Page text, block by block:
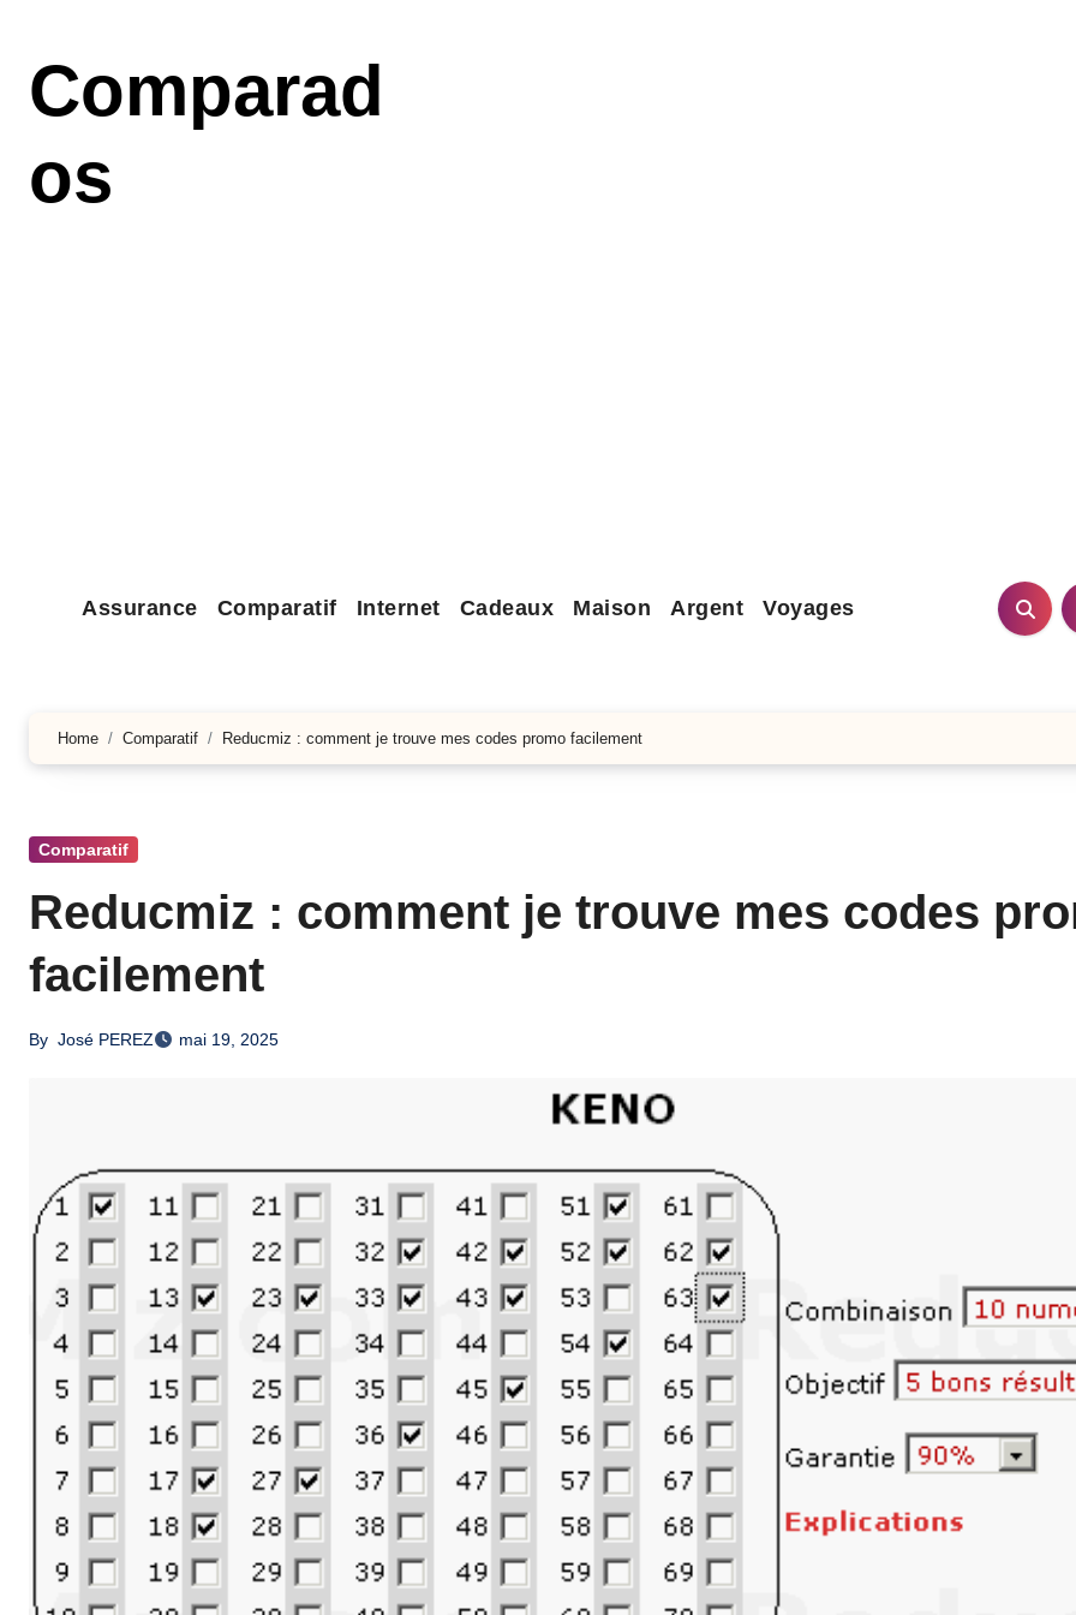
contenu
principal
Comparad
os
Assurance Comparatif Internet Cadeaux Maison Argent Voyages
Home Comparatif Reducmiz : comment je trouve mes codes promo facilement
Comparatif
Reducmiz : comment je trouve mes codes
facilement
By José PEREZ mai 19, 2025